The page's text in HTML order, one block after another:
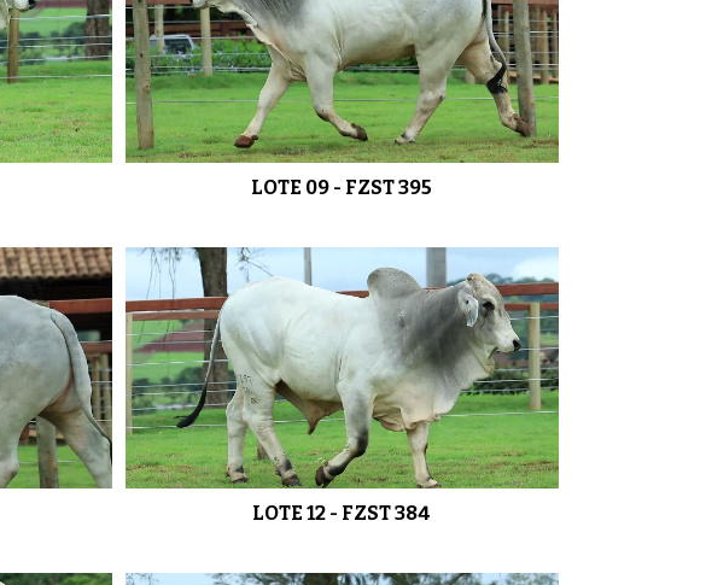
0:59 LOTE 13 - FZST 399
0:48 LOTE 14 - FZST 317
0:48 LOTE 16 - FZST 369
01:11 LOTE 17 - FZST 393
LOTE 09 - FZST 395
LOTE 12 - FZST 384